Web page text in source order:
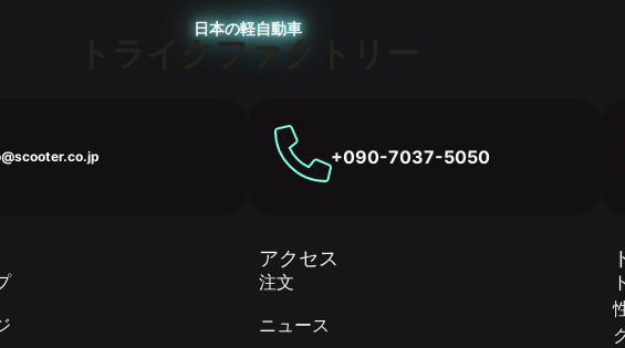
日本の軽自動車
トライクファクトリー
+090-7037-5050
アクセス
注文
ニュース